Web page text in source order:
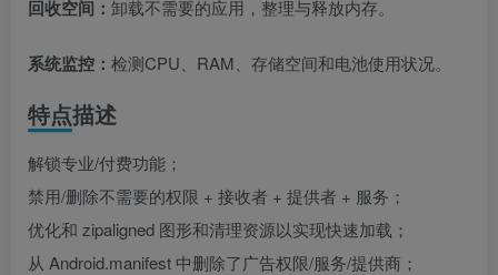
回收空间： 卸载不需要的应用，整理与释放内存。
系统监控： 检测CPU、RAM、存储空间和电池使用状况。
特点描述
解锁专业/付费功能；
禁用/删除不需要的权限 + 接收者 + 提供者 + 服务；
优化和 zipaligned 图形和清理资源以实现快速加载；
从 Android.manifest 中删除了广告权限/服务/提供商；